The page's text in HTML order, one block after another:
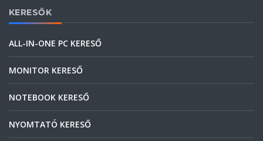
KERESŐK
ALL-IN-ONE PC KERESŐ
MONITOR KERESŐ
NOTEBOOK KERESŐ
NYOMTATÓ KERESŐ